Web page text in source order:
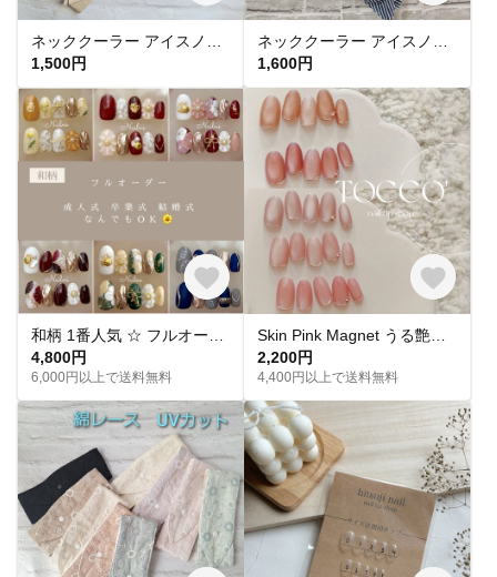
1,500円
1,600円
4,800円
6,000円以上で送料無料
2,200円
4,400円以上で送料無料